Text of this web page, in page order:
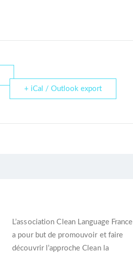
+ iCal / Outlook export
L’association Clean Language France
a pour but de promouvoir et faire
découvrir l’approche Cleanla